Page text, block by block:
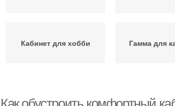
Кабинет для хобби Гамма для
кабинета